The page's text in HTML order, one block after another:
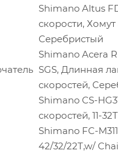
Shimano Altus
скорости,
Серебристый
Shimano Acera
SGS, Длинная
скоростей,
Shimano CS-
скоростей, 11-
Shimano FC-
42/32/22T,w/